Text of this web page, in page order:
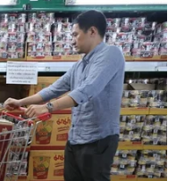
Dài, xã Gành Dầu, thành
Đạt/TTXVN)
COVID-19